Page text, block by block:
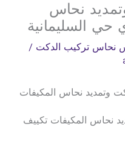
نحاس
حي السليمانية
نحاس تركيب الدكت /
وتمديد نحاس المكيفات
نحاس المكيفات تكييف